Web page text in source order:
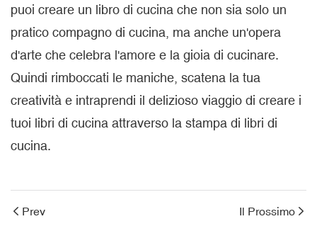
puoi creare un libro di cucina che non sia solo un
pratico compagno di cucina, ma anche un'opera
d'arte che celebra l'amore e la gioia di cucinare.
Quindi rimboccati le maniche, scatena la tua
creatività e intraprendi il delizioso viaggio di creare i
tuoi libri di cucina attraverso la stampa di libri di
cucina.
Prev Il Prossimo